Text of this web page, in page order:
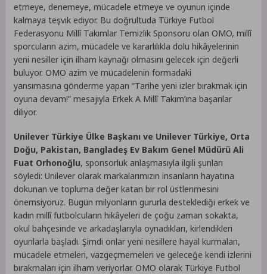
etmeye, denemeye, mücadele etmeye ve oyunun içinde
kalmaya teşvik ediyor. Bu doğrultuda Türkiye Futbol
Federasyonu Millî Takımlar Temizlik Sponsoru olan OMO, millî
sporcuların azim, mücadele ve kararlılıkla dolu hikâyelerinin
yeni nesiller için ilham kaynağı olmasını gelecek için değerli
buluyor. OMO azim ve mücadelenin formadaki
yansımasına gönderme yapan “Tarihe yeni izler bırakmak için
oyuna devam!” mesajıyla Erkek A Millî Takım’ına başarılar
diliyor.
Unilever Türkiye Ülke Başkanı ve Unilever Türkiye, Orta
Doğu, Pakistan, Bangladeş Ev Bakım Genel Müdürü Ali
Fuat Orhonoğlu, sponsorluk anlaşmasıyla ilgili şunları
söyledi: Unilever olarak markalarımızın insanların hayatına
dokunan ve topluma değer katan bir rol üstlenmesini
önemsiyoruz. Bugün milyonların gururla desteklediği erkek ve
kadın millî futbolcuların hikâyeleri de çoğu zaman sokakta,
okul bahçesinde ve arkadaşlarıyla oynadıkları, kirlendikleri
oyunlarla başladı. Şimdi onlar yeni nesillere hayal kurmaları,
mücadele etmeleri, vazgeçmemeleri ve geleceğe kendi izlerini
bırakmaları için ilham veriyorlar. OMO olarak Türkiye Futbol